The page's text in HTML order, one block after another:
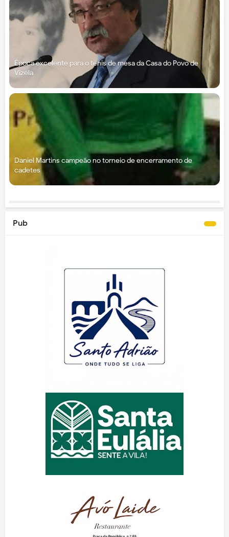
Época excelente para o ténis de mesa da Casa do Povo de
Vizela
Daniel Martins campeão no torneio de encerramento de
cadetes
Pub